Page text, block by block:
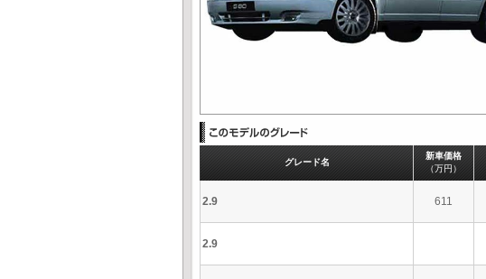
グレード名
新車価格
（万円）
2.9 611
2.9